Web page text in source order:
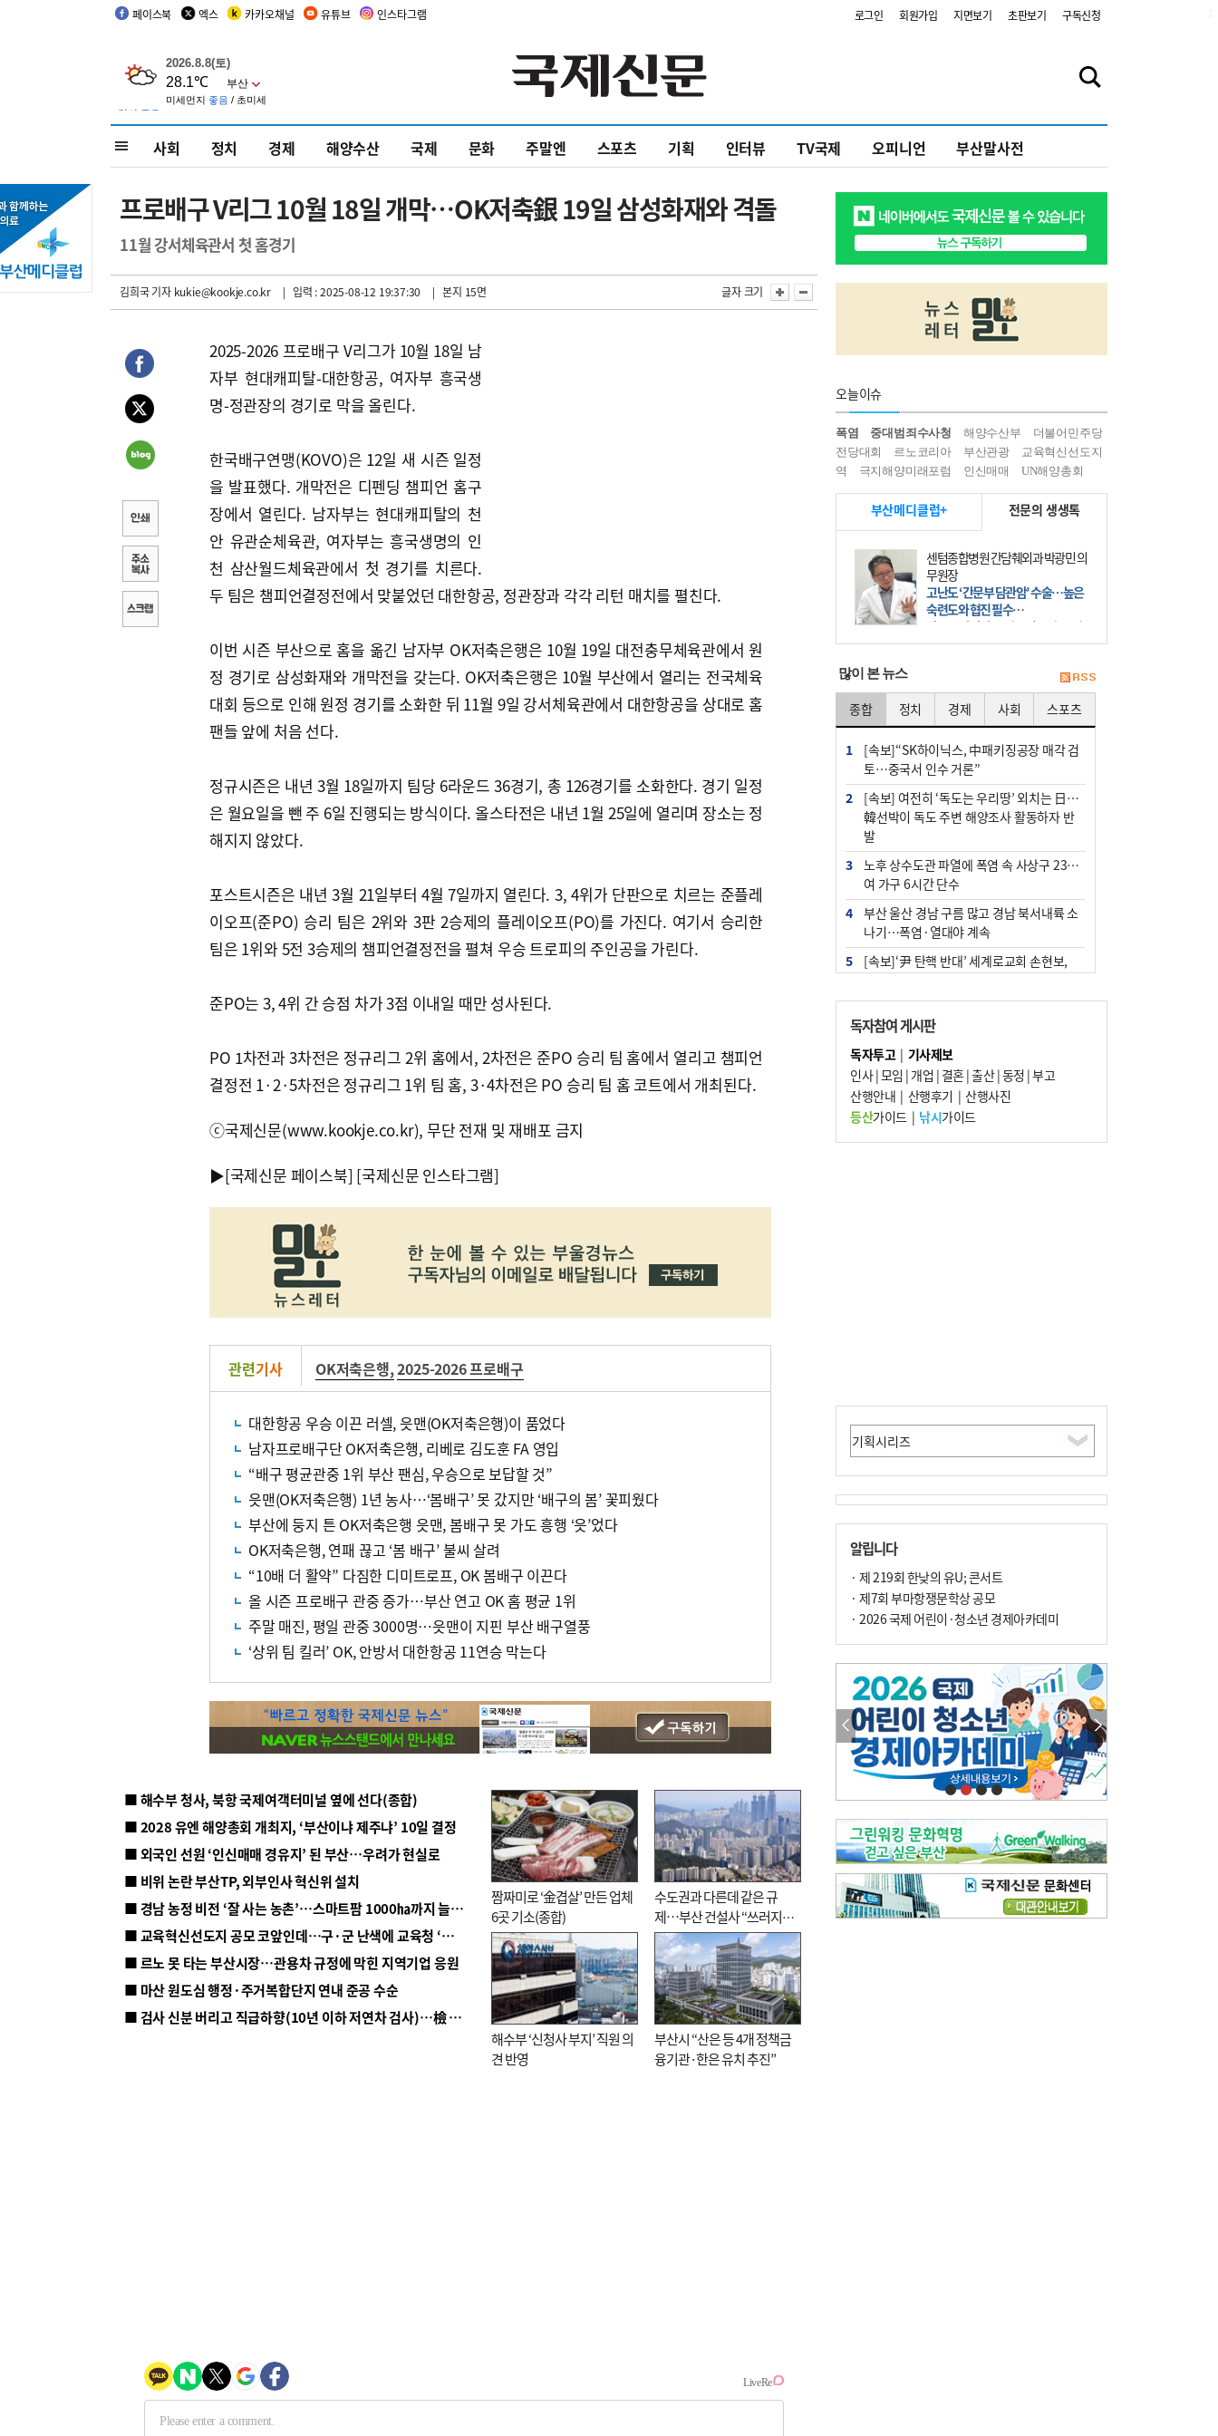
페이스북 엑스 카카오채널 유튜브 인스타그램 로그인 회원가입 지면보기 초판보기 구독신청
사회 정치 경제 해양수산 국제 문화 주말엔 스포츠 기획 인터뷰 TV국제 오피니언 부산말사전
프로배구 V리그 10월 18일 개막…OK저축銀 19일 삼성화재와 격돌
11월 강서체육관서 첫 홈경기
김희국 기자kukie@kookje.co.kr | 입력 : 2025-08-12 19:37:30 | 본지 15면 글자 크기
2025-2026 프로배구 V리그가 10월 18일 남
자부 현대캐피탈-대한항공, 여자부 흥국생
명-정관장의 경기로 막을 올린다.
한국배구연맹(KOVO)은 12일 새 시즌 일정
을 발표했다. 개막전은 디펜딩 챔피언 홈구
장에서 열린다. 남자부는 현대캐피탈의 천
안 유관순체육관, 여자부는 흥국생명의 인
천 삼산월드체육관에서 첫 경기를 치른다.
두 팀은 챔피언결정전에서 맞붙었던 대한항공, 정관장과 각각 리턴 매치를 펼친다.
이번 시즌 부산으로 홈을 옮긴 남자부 OK저축은행은 10월 19일 대전충무체육관에서 원
정 경기로 삼성화재와 개막전을 갖는다. OK저축은행은 10월 부산에서 열리는 전국체육
대회 등으로 인해 원정 경기를 소화한 뒤 11월 9일 강서체육관에서 대한항공을 상대로 홈
팬들 앞에 처음 선다.
정규시즌은 내년 3월 18일까지 팀당 6라운드 36경기, 총 126경기를 소화한다. 경기 일정
은 월요일을 뺀 주 6일 진행되는 방식이다. 올스타전은 내년 1월 25일에 열리며 장소는 정
해지지 않았다.
포스트시즌은 내년 3월 21일부터 4월 7일까지 열린다. 3, 4위가 단판으로 치르는 준플레
이오프(준PO) 승리 팀은 2위와 3판 2승제의 플레이오프(PO)를 가진다. 여기서 승리한
팀은 1위와 5전 3승제의 챔피언결정전을 펼쳐 우승 트로피의 주인공을 가린다.
준PO는 3, 4위 간 승점 차가 3점 이내일 때만 성사된다.
PO 1차전과 3차전은 정규리그 2위 홈에서, 2차전은 준PO 승리 팀 홈에서 열리고 챔피언
결정전 1·2·5차전은 정규리그 1위 팀 홈, 3·4차전은 PO 승리 팀 홈 코트에서 개최된다.
ⓒ국제신문(www.kookje.co.kr), 무단 전재 및 재배포 금지
▶[국제신문 페이스북] [국제신문 인스타그램]
관련기사 OK저축은행,2025-2026 프로배구
대한항공 우승 이끈 러셀, 읏맨(OK저축은행)이 품었다
남자프로배구단 OK저축은행, 리베로 김도훈 FA 영입
“배구 평균관중 1위 부산 팬심, 우승으로 보답할 것”
읏맨(OK저축은행) 1년 농사…‘봄배구’ 못 갔지만 ‘배구의 봄’ 꽃피웠다
부산에 둥지 튼 OK저축은행 읏맨, 봄배구 못 가도 흥행 ‘읏’었다
OK저축은행, 연패 끊고 ‘봄 배구’ 불씨 살려
“10배 더 활약” 다짐한 디미트로프, OK 봄배구 이끈다
올 시즌 프로배구 관중 증가…부산 연고 OK 홈 평균 1위
주말 매진, 평일 관중 3000명…읏맨이 지핀 부산 배구열풍
‘상위 팀 킬러’ OK, 안방서 대한항공 11연승 막는다
■ 해수부 청사, 북항 국제여객터미널 옆에 선다(종합)
■ 2028 유엔 해양총회 개최지, ‘부산이냐 제주냐’ 10일 결정
■ 외국인 선원 ‘인신매매 경유지’ 된 부산…우려가 현실로
■ 비위 논란 부산TP, 외부인사 혁신위 설치
■ 경남 농정 비전 ‘잘 사는 농촌’…스마트팜 1000㏊까지 늘린다
■ 교육혁신선도지 공모 코앞인데…구·군 난색에 교육청 ‘쩔쩔’
■ 르노 못 타는 부산시장…관용차 규정에 막힌 지역기업 응원
■ 마산 원도심 행정·주거복합단지 연내 준공 수순
■ 검사 신분 버리고 직급하향(10년 이하 저연차 검사)…檢 중수청행 기피
짬짜미로 ‘金겹살’ 만든 업체
6곳 기소(종합)
수도권과 다른데 같은 규
제…부산 건설사 “쓰러지기
직전”
해수부 ‘신청사 부지’ 직원 의
견 반영
부산시 “산은 등 4개 정책금
융기관·한은 유치 추진”
오늘이슈
폭염 중대범죄수사청 해양수산부
더불어민주당
전당대회
르노코리아 부산관광
교육혁신선도지
역
극지해양미래포럼 인신매매 UN해양총회
부산메디클럽+ 전문의 생생톡
센텀종합병원 간담췌외과 박광민 의
무원장
고난도 ‘간문부 담관암’ 수술…높은
숙련도와 협진 필수
간문부 담관암(클라츠킨 종양)은 좌
우 간에서 나오는, 담관(담즙 배출 경
部)’에 생기는 악성 종양이다. 간동맥
문맥 림프절 담
많이 본 뉴스
종합 정치 경제 사회 스포츠
1
[속보]“SK하이닉스, 中패키징공장 매각 검
토…중국서 인수 거론”
2
[속보] 여전히 ‘독도는 우리땅’ 외치는 日…
韓선박이 독도 주변 해양조사 활동하자 반
발
3
노후 상수도관 파열에 폭염 속 사상구 2300
여 가구 6시간 단수
4
부산 울산 경남 구름 많고 경남 북서내륙 소
나기…폭염·열대야 계속
5
[속보]‘尹 탄핵 반대’ 세계로교회 손현보,
군사기밀 유출자 색출 지시
7
부산 주유소 휘발유 평균가 ℓ당 1849원…
전주보다 3원 ↓
8
[속보] ‘심판 성접대’ 논란 축구협회 공식 사
과…“현재는 부적절 행위 없어”
독자참여 게시판
독자투고| 기사제보
인사|모임 | 개업 | 결혼|출산|동정 |부고
산행안내 | 산행후기 | 산행사진
등산가이드| 낚시가이드
알립니다
· 제 219회 한낮의 유U; 콘서트
· 제7회 부마항쟁문학상 공모
· 2026 국제 어린이·청소년 경제아카데미